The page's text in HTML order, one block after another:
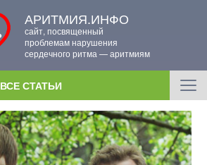
АРИТМИЯ.ИНФО
сайт, посвященный
проблемам нарушения
сердечного ритма — аритмиям
ВСЕ СТАТЬИ